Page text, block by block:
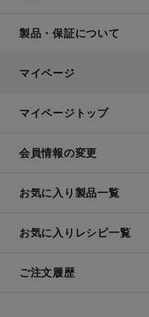
製品・保証について
マイページ
マイページトップ
会員情報の変更
お気に入り製品一覧
お気に入りレシピ一覧
ご注文履歴